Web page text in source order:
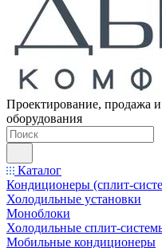
Проектирование, продажа
оборудования
Каталог
Кондиционеры (сплит-
Холодильные установки
Моноблоки
Холодильные сплит-
Мобильные кондиционеры